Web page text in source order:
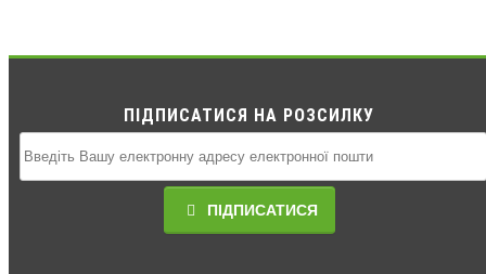
ПІДПИСАТИСЯ НА РОЗСИЛКУ
ПІДПИСАТИСЯ